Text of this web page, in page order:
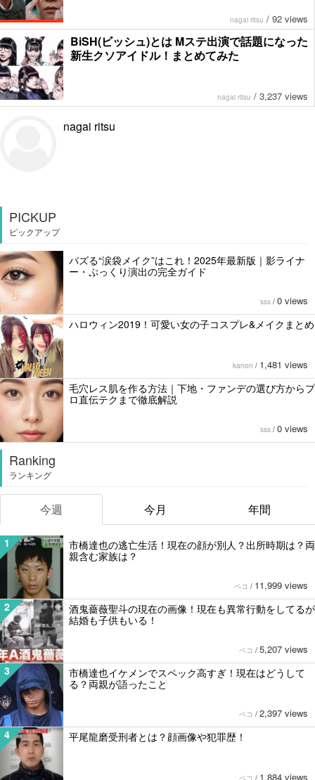
nagai ritsu / 92 views
BiSH(ビッシュ)とは Mステ出演で話題になった
新生クソアイドル！まとめてみた
nagai ritsu / 3,237 views
nagai ritsu
PICKUP
ピックアップ
バズる“涙袋メイク”はこれ！2025年最新版｜影ライナ
ー・ぷっくり演出の完全ガイド
sss / 0 views
ハロウィン2019！可愛い女の子コスプレ&メイクまとめ
kanon / 1,481 views
毛穴レス肌を作る方法｜下地・ファンデの選び方からプ
ロ直伝テクまで徹底解説
sss / 0 views
Ranking
ランキング
今週 今月 年間
1
市橋達也の逃亡生活！現在の顔が別人？出所時期は？両
親含む家族は？
ペコ / 11,999 views
2
酒鬼薔薇聖斗の現在の画像！現在も異常行動をしてるが
結婚も子供もいる！
ペコ / 5,207 views
3
市橋達也イケメンでスペック高すぎ！現在はどうして
る？両親が語ったこと
ペコ / 2,397 views
4 平尾龍磨受刑者とは？顔画像や犯罪歴！
ペコ / 1,884 views